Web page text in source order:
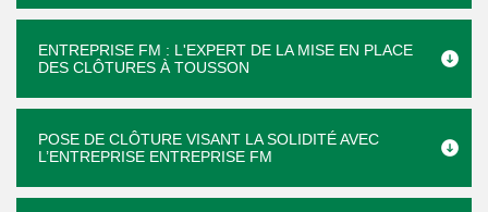
ENTREPRISE FM : L'EXPERT DE LA MISE EN PLACE
DES CLÔTURES À TOUSSON
POSE DE CLÔTURE VISANT LA SOLIDITÉ AVEC
L’ENTREPRISE ENTREPRISE FM